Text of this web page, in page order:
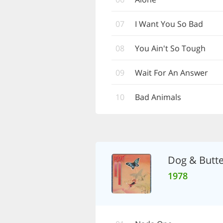
07 I Want You So Bad
08 You Ain't So Tough
09 Wait For An Answer
10 Bad Animals
Dog &
1978